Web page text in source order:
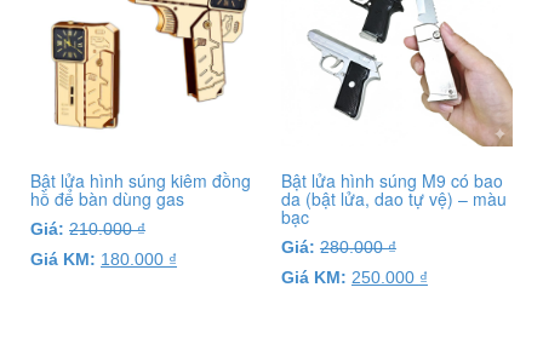
Bật lửa hình súng kiêm đồng
hồ để bàn dùng gas
Giá: 210.000₫
Giá KM: 180.000 ₫
Bật lửa hình súng M9 có bao
da (bật lửa, dao tự vệ) – màu
bạc
Giá: 280.000₫
Giá KM: 250.000 ₫